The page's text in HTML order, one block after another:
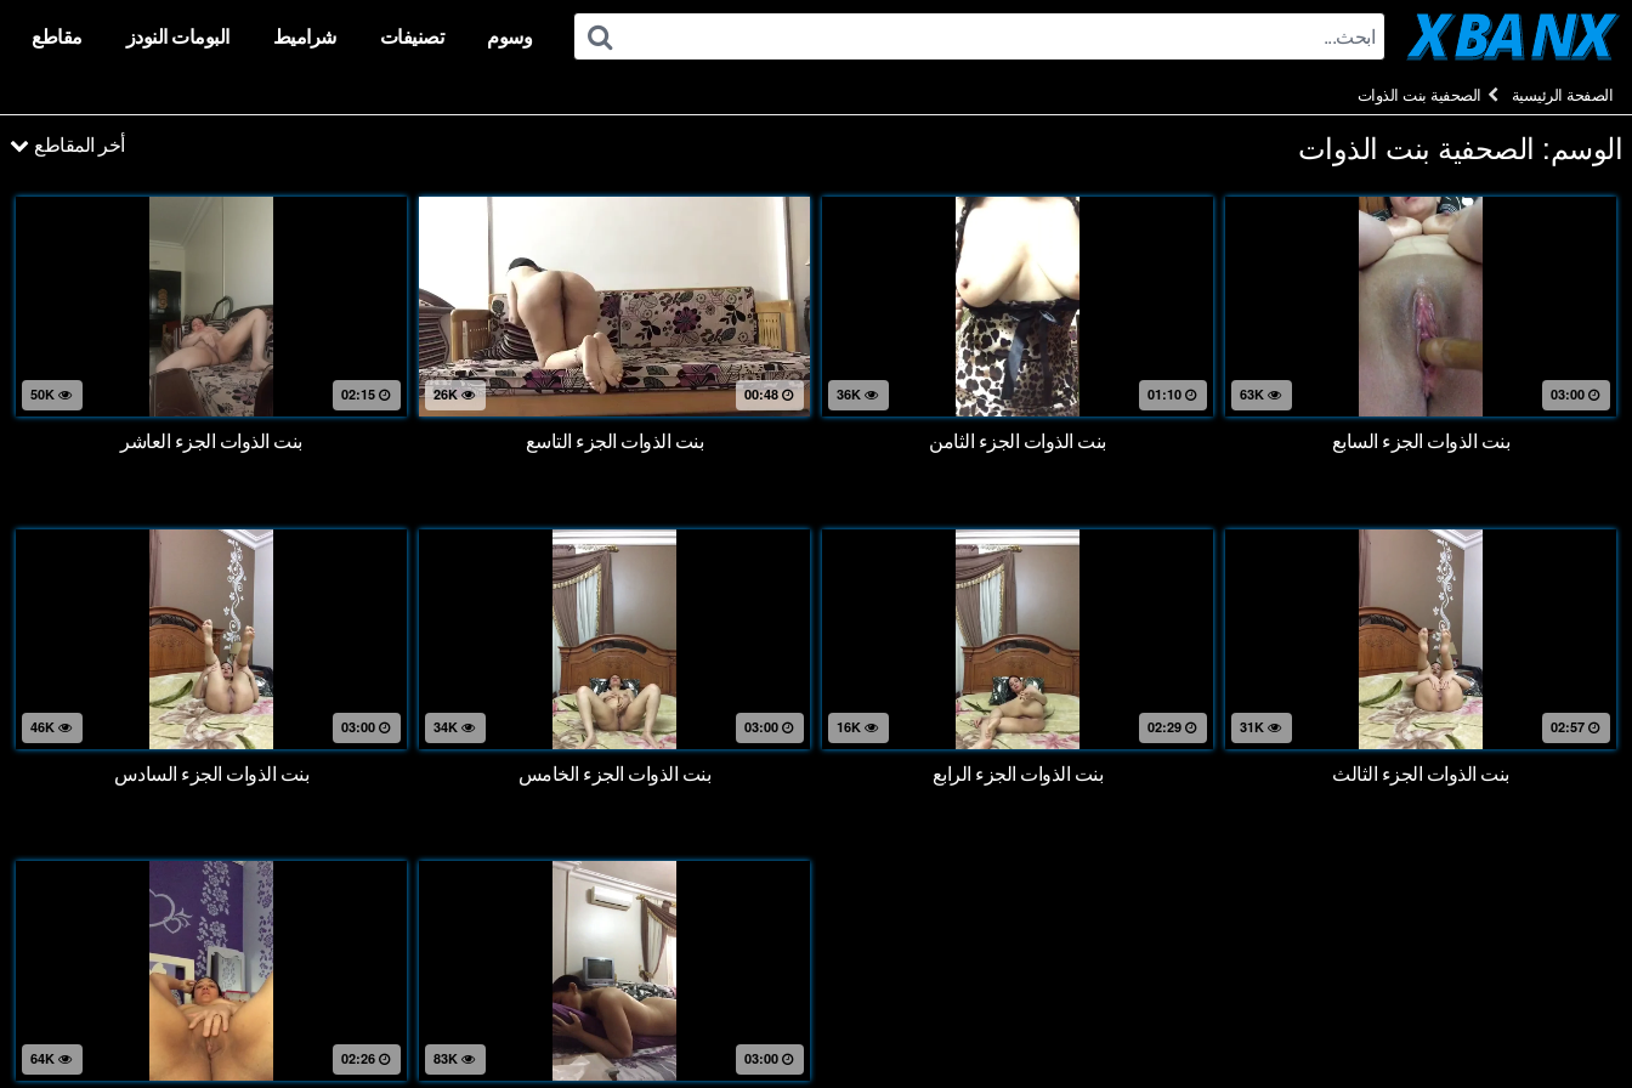
Skip
مقاطع البومات النودز شراميط تصنيفات وسوم
الصفحة الرئيسية الصحفية بنت الذوات
الوسم: الصحفية بنت الذوات أخر المقاطع
02:15
بنت الذوات الجزء العاشر
26K 00:48
بنت الذوات الجزء التاسع
01:10
بنت الذوات الجزء الثامن
03:00
بنت الذوات الجزء السابع
03:00
بنت الذوات الجزء السادس
03:00
بنت الذوات الجزء الخامس
02:29
بنت الذوات الجزء الرابع
02:57
بنت الذوات الجزء الثالث
02:26 03:00